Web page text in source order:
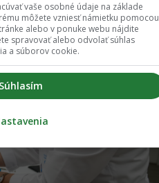
vaše osobné údaje na základe
môžete vzniesť námietku pomocou
alebo v ponuke webu nájdite
spravovať alebo odvolať súhlas
a súborov cookie.
Súhlasím